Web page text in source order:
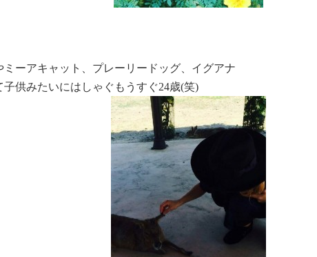
ーアキャット、プレーリードッグ、イグアナ
供みたいにはしゃぐもうすぐ24歳(笑)